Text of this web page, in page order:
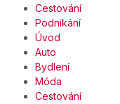
Cestování
Podnikání
Úvod
Auto
Bydlení
Móda
Cestování